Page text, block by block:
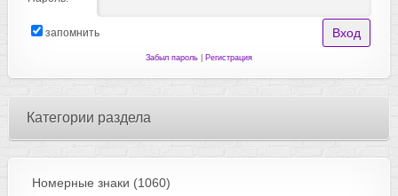
запомнить
Забыл пароль| Регистрация
Категории раздела
Номерные знаки (1060)